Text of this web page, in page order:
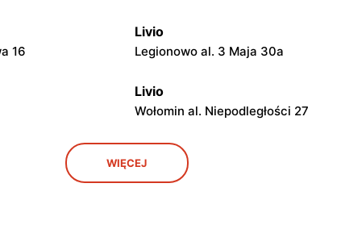
16
Livio
Legionowo al. 3 Maja 30a
Livio
Wołomin al. Niepodległości 27
Wołomin, ul. Szosa Jadowska 14B
Miziołka
WIĘCEJ